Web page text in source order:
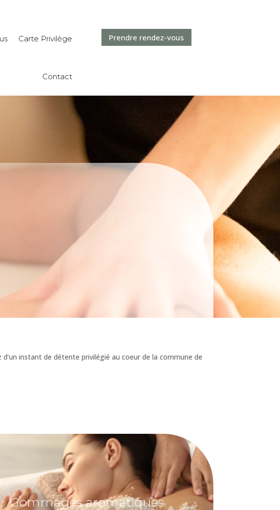
Carte Privilège
Contact
Prendre rendez-vous
instant de détente privilégié au coeur de la commune de
Gommages aromatiques